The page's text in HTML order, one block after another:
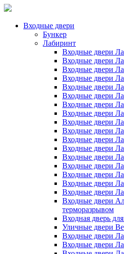
Входные двери
Бункер
Лабиринт
Входные двери
Входные двери
Входные двери
Входные двери
Входные двери
Входные двери
Входные двери
Входные двери
Входные двери
Входные двери
Входные двери
Входные двери
Входные двери
Входные двери
Входные двери
Входные двери
Входные двери
Входные двери
терморазрывом
Входная дверь
Уличные двери
Входные двери
Входные двери